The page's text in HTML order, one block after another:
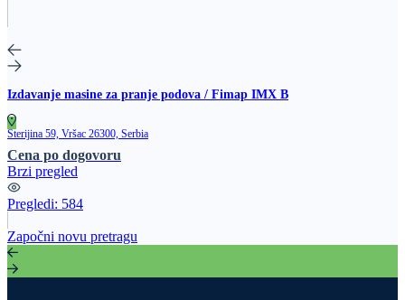
Izdavanje masine za pranje podova / Fimap IMX B
Sterijina 59, Vršac 26300, Serbia
Cena po dogovoru
Brzi pregled
Pregledi: 584
Započni novu pretragu